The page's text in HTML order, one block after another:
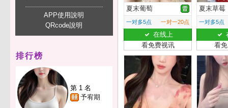
APP使用說明
QRcode說明
排行榜
第 1 名
予宥期
夏末葡萄
一对多5点 一对一20点
在线上
看免费视讯
夏末草莓
一对多5点
看